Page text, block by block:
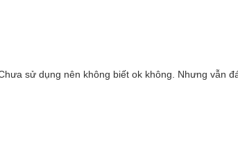
sử dụng nên không biết ok không. Nhưng vẫn